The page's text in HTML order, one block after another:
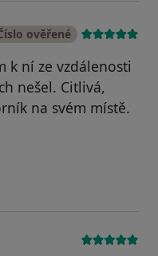
ověřené
k ní ze vzdálenosti
nešel. Citlivá,
na svém místě.
Váš účet byl odstraněn